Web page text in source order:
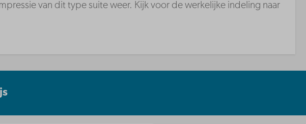
van dit type suite weer. Kijk voor de werkelijke indeling naar